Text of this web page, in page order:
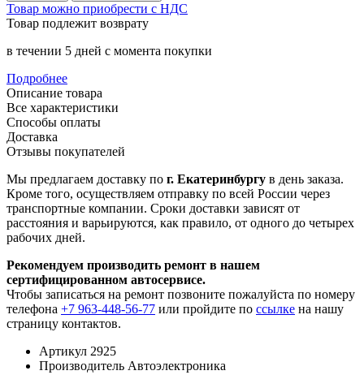
Товар можно приобрести с НДС
Товар подлежит возврату
в течении 5 дней с момента покупки
Подробнее
Описание товара
Все характеристики
Способы оплаты
Доставка
Отзывы покупателей
Мы предлагаем доставку по г. Екатеринбургу в день заказа.
Кроме того, осуществляем отправку по всей России через
транспортные компании. Сроки доставки зависят от
расстояния и варьируются, как правило, от одного до четырех
рабочих дней.
Рекомендуем производить ремонт в нашем
сертифицированном автосервисе.
Чтобы записаться на ремонт позвоните пожалуйста по номеру
телефона +7 963-448-56-77 или пройдите по ссылке на нашу
страницу контактов.
Артикул 2925
Производитель Автоэлектроника